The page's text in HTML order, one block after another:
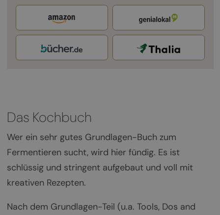
Das Kochbuch
Wer ein sehr gutes Grundlagen-Buch zum
Fermentieren sucht, wird hier fündig. Es ist
schlüssig und stringent aufgebaut und voll mit
kreativen Rezepten.
Nach dem Grundlagen-Teil (u.a. Tools, Dos and